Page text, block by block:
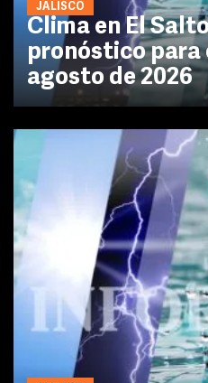
JALISCO
Clima en El
pronóstico para
agosto de 2026